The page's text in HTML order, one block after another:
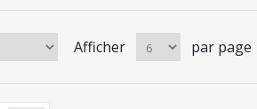
Afficher par page